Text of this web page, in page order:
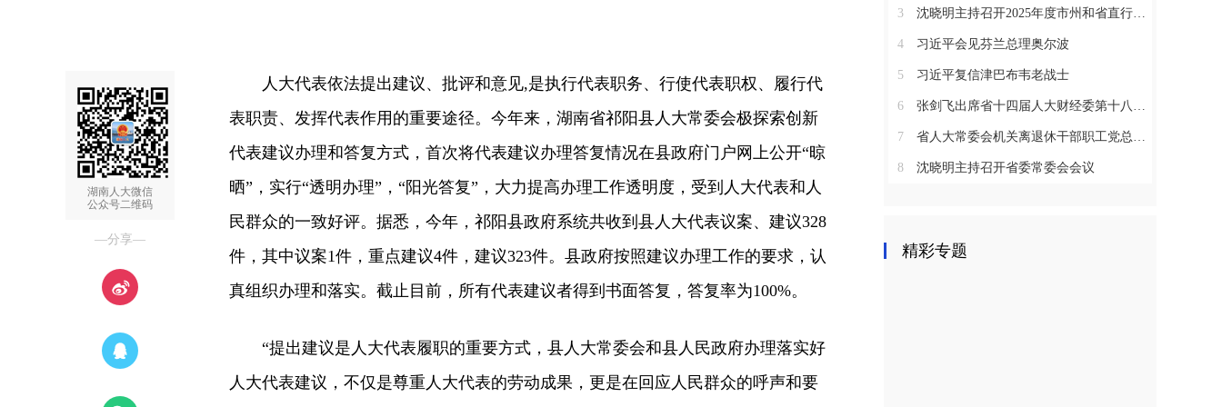
湖南人大微信
公众号二维码
—分享—
人大代表依法提出建议、批评和意见,是执行代表职务、行使代表职权、履行代
表职责、发挥代表作用的重要途径。今年来，湖南省祁阳县人大常委会极探索创新
代表建议办理和答复方式，首次将代表建议办理答复情况在县政府门户网上公开“晾
晒”，实行“透明办理”，“阳光答复”，大力提高办理工作透明度，受到人大代表和人
民群众的一致好评。据悉，今年，祁阳县政府系统共收到县人大代表议案、建议328
件，其中议案1件，重点建议4件，建议323件。县政府按照建议办理工作的要求，认
真组织办理和落实。截止目前，所有代表建议者得到书面答复，答复率为100%。
“提出建议是人大代表履职的重要方式，县人大常委会和县人民政府办理落实好
人大代表建议，不仅是尊重人大代表的劳动成果，更是在回应人民群众的呼声和要
3 沈晓明主持召开2025年度市州和省直行业系统党（工）委书记抓基层党建工作述职评议会议
4 习近平会见芬兰总理奥尔波
5 习近平复信津巴布韦老战士
6 张剑飞出席省十四届人大财经委第十八次全体会议
7 省人大常委会机关离退休干部职工党总支召开2025年度总结表彰大会
8 沈晓明主持召开省委常委会会议
精彩专题